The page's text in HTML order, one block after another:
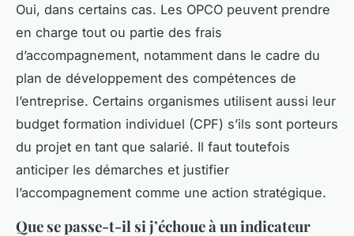
Oui, dans certains cas. Les OPCO peuvent prendre
en charge tout ou partie des frais
d’accompagnement, notamment dans le cadre du
plan de développement des compétences de
l’entreprise. Certains organismes utilisent aussi leur
budget formation individuel (CPF) s’ils sont porteurs
du projet en tant que salarié. Il faut toutefois
anticiper les démarches et justifier
l’accompagnement comme une action stratégique.
Que se passe-t-il si j’échoue à un indicateur